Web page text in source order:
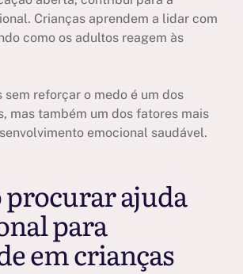
Crianças aprendem a lidar com
como os adultos reagem às
sem reforçar o medo é um dos
mas também um dos fatores mais
emocional saudável.
procurar ajuda
para
em crianças